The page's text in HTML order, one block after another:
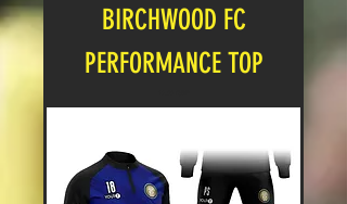
BIRCHWOOD FC
PERFORMANCE TOP